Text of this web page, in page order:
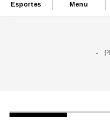
Esportes Menu